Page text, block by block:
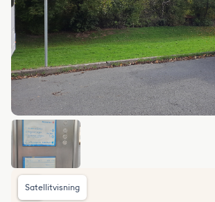
Satellitvisning